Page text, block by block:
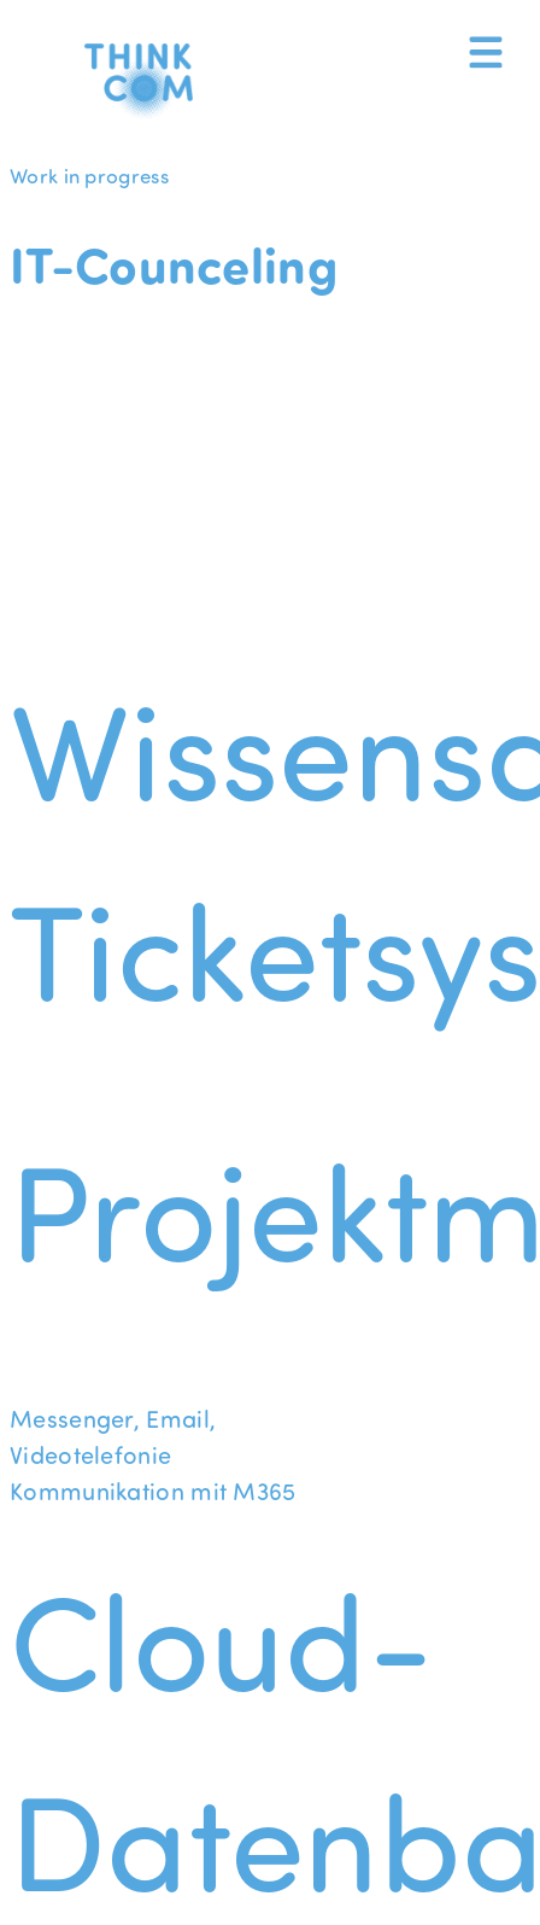
Work in progress
IT-Counceling
Messenger, Email,
Videotelefonie
Kommunikation mit M365
Cloud-